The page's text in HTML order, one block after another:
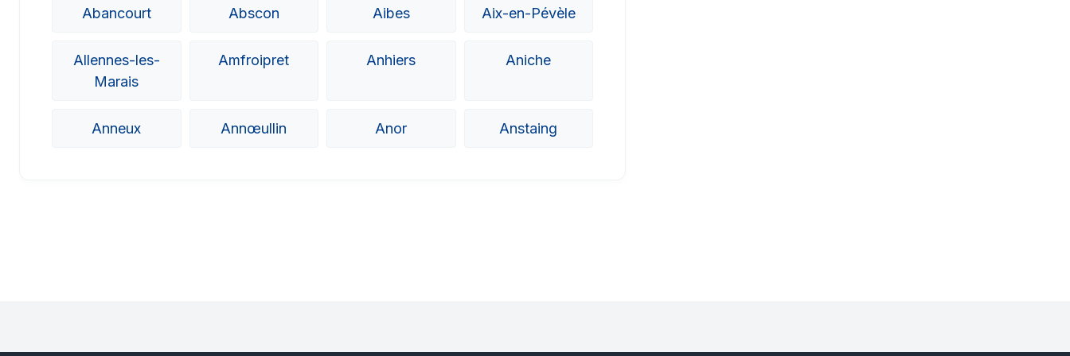
Abancourt Abscon Aibes Aix-en-Pévèle
Allennes-les-
Marais
Amfroipret Anhiers Aniche
Anneux Annœullin Anor Anstaing